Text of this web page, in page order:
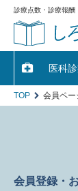
診療点数・診療報酬
医科
TOP 会員ペー
会員登録・